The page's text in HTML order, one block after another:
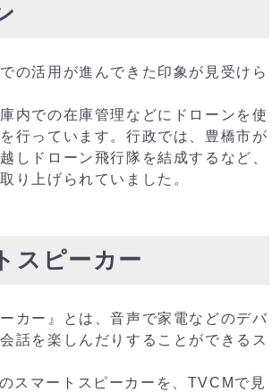
の活用が進んできた印象が見受けら
内での在庫管理などにドローンを使
行っています。行政では、豊橋市が
しドローン飛行隊を結成するなど、
り上げられていました。
スピーカー
ーカー』とは、音声で家電などのデバ
話を楽しんだりすることができるス
スマートスピーカーを、TVCMで見